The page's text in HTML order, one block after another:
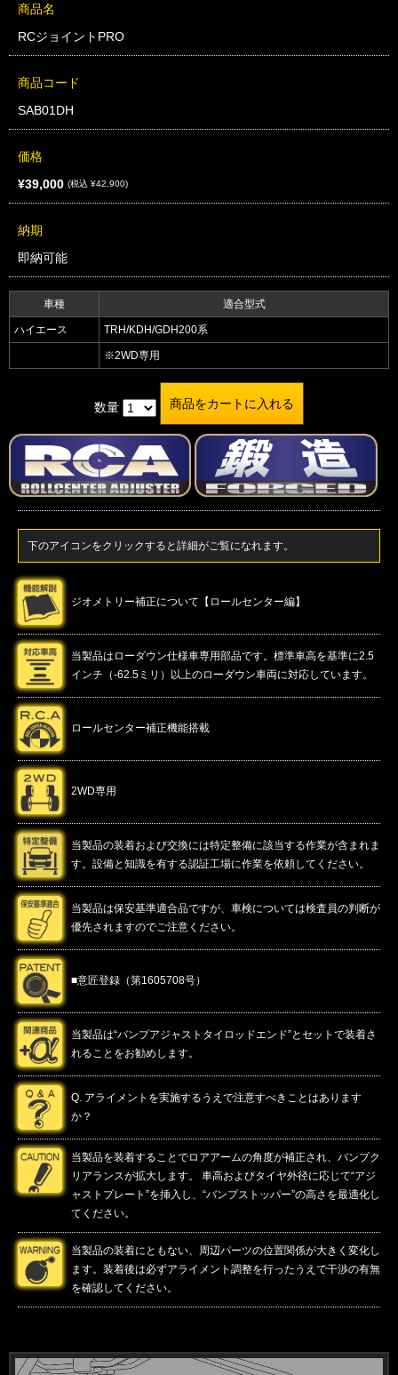
商品名
RCジョイントPRO
商品コード
SAB01DH
価格
¥39,000 (税込 ¥42,900)
納期
即納可能
車種 適合型式
ハイエース TRH/KDH/GDH200系
※2WD専用
数量
下のアイコンをクリックすると詳細がご覧になれます。
ジオメトリー補正について【ロールセンター編】
当製品はローダウン仕様車専用部品です。標準車高を基準に2.5
インチ（-62.5ミリ）以上のローダウン車両に対応しています。
ロールセンター補正機能搭載
2WD専用
当製品の装着および交換には特定整備に該当する作業が含まれま
す。設備と知識を有する認証工場に作業を依頼してください。
当製品は保安基準適合品ですが、車検については検査員の判断が
優先されますのでご注意ください。
■意匠登録（第1605708号）
当製品は“バンプアジャストタイロッドエンド”とセットで装着さ
れることをお勧めします。
Q. アライメントを実施するうえで注意すべきことはあります
か？
当製品を装着することでロアアームの角度が補正され、バンプク
リアランスが拡大します。 車高およびタイヤ外径に応じて“アジ
ャストプレート”を挿入し、“バンプストッパー”の高さを最適化し
てください。
当製品の装着にともない、周辺パーツの位置関係が大きく変化し
ます。装着後は必ずアライメント調整を行ったうえで干渉の有無
を確認してください。